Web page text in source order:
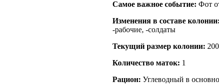
Самое важное событие: Фот
Изменения в составе
-рабочие, -солдаты
Текущий размер кoлонии: 200
Количество маток: 1
Рацион: Углеводный в